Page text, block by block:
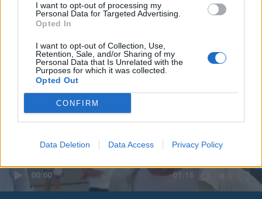
I want to opt-out of processing my
Personal Data for Targeted Advertising.
Opted In
I want to opt-out of Collection, Use,
Retention, Sale, and/or Sharing of my
Personal Data that Is Unrelated with the
Purposes for which it was collected.
Opted Out
CONFIRM
Data Deletion Data Access Privacy Policy
00:00 01:16